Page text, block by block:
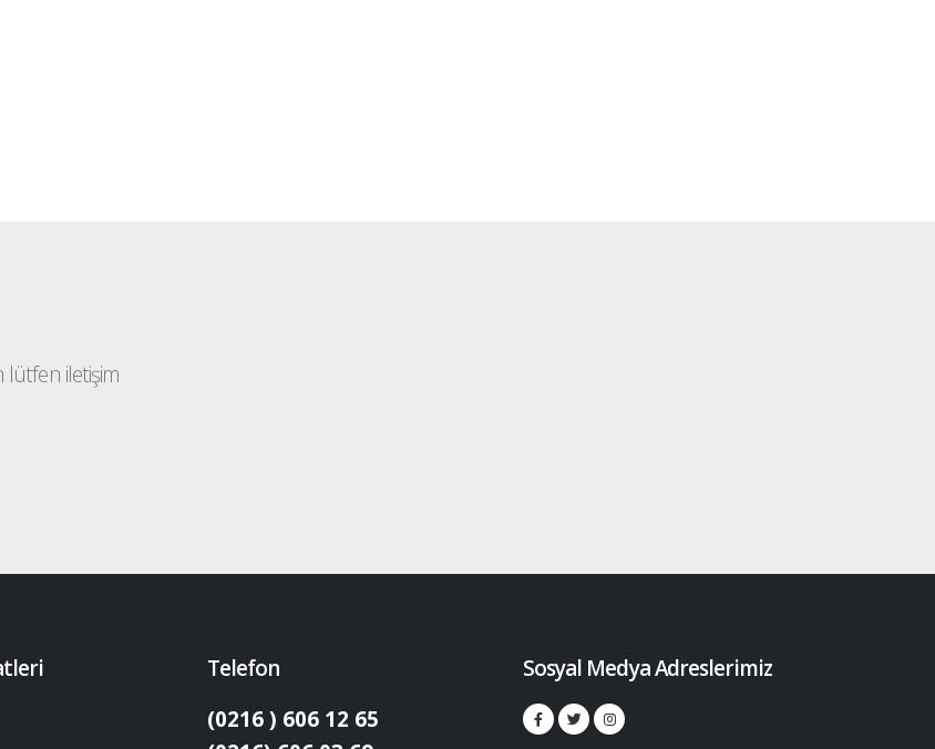
lütfen iletişim
Telefon
(0216 ) 606 12 65
Sosyal Medya Adreslerimiz